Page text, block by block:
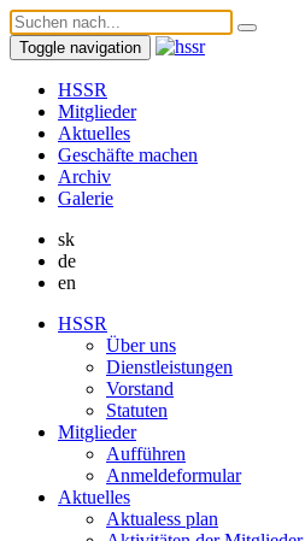
Toggle navigation
HSSR
Mitglieder
Aktuelles
Geschäfte machen
Archiv
Galerie
sk
de
en
HSSR
Über uns
Dienstleistungen
Vorstand
Statuten
Mitglieder
Aufführen
Anmeldeformular
Aktuelles
Aktualess plan